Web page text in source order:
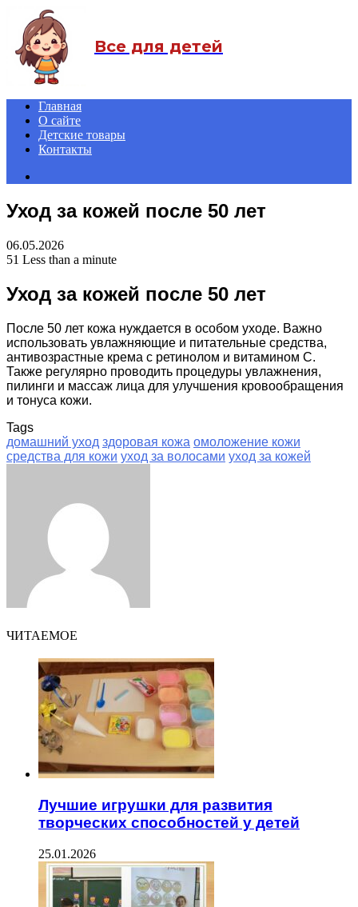
Все для детей
Главная
О сайте
Детские товары
Контакты
Уход за кожей после 50 лет
06.05.2026
51 Less than a minute
Уход за кожей после 50 лет
После 50 лет кожа нуждается в особом уходе. Важно
использовать увлажняющие и питательные средства,
антивозрастные крема с ретинолом и витамином С.
Также регулярно проводить процедуры увлажнения,
пилинги и массаж лица для улучшения кровообращения
и тонуса кожи.
Tags
домашний уход здоровая кожа омоложение кожи
средства для кожи уход за волосами уход за кожей
ЧИТАЕМОЕ
Лучшие игрушки для развития
творческих способностей у детей
25.01.2026